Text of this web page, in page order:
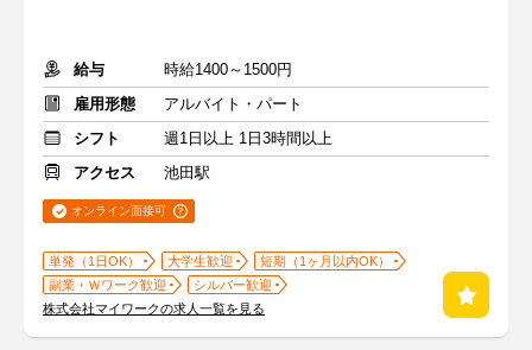
給与
時給1400～1500円
雇用形態
アルバイト・パート
シフト
週1日以上 1日3時間以上
アクセス
池田駅
オンライン面接可
単発（1日OK） 大学生歓迎
短期（1ヶ月以内OK）
副業・Ｗワーク歓迎
シルバー歓迎
株式会社マイワークの求人一覧を見る